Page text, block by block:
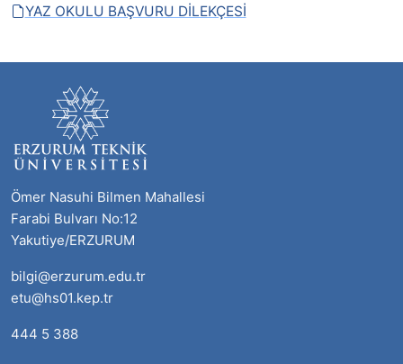
YAZ OKULU BAŞVURU DİLEKÇESİ
Ömer Nasuhi Bilmen Mahallesi
Farabi Bulvarı No:12
Yakutiye/ERZURUM
bilgi@erzurum.edu.tr
etu@hs01.kep.tr
444 5 388